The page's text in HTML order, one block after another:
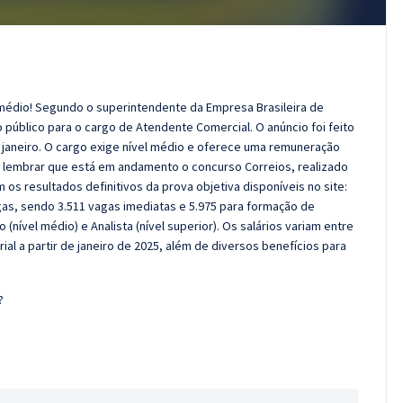
Segundo o superintendente da Empresa Brasileira de
para o cargo de Atendente Comercial. O anúncio foi feito
O cargo exige nível médio e oferece uma remuneração
que está em andamento o concurso Correios, realizado
os resultados definitivos da prova objetiva disponíveis no site:
sendo 3.511 vagas imediatas e 5.975 para formação de
médio) e Analista (nível superior). Os salários variam entre
a partir de janeiro de 2025, além de diversos benefícios para